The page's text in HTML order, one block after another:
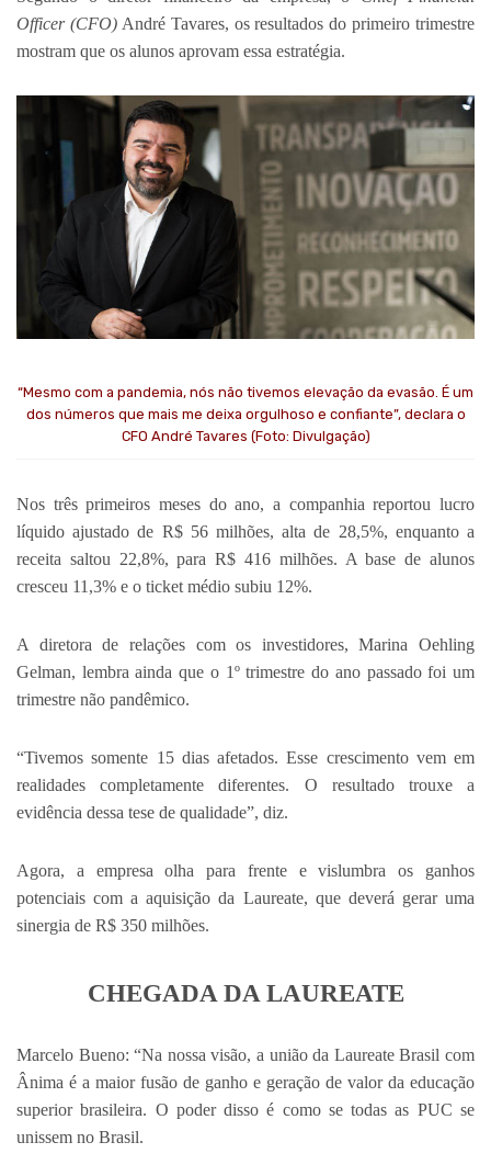
Officer (CFO)André Tavares, os resultados do primeiro trimestre
mostram que os alunos aprovam essa estratégia.
“Mesmo com a pandemia, nós não tivemos elevação da evasão. É um
dos números que mais me deixa orgulhoso e confiante”, declara o
CFO André Tavares (Foto: Divulgação)
Nos três primeiros meses do ano, a companhia reportou lucro
líquido ajustado de R$ 56 milhões, alta de 28,5%, enquanto a
receita saltou 22,8%, para R$ 416 milhões. A base de alunos
cresceu 11,3% e o ticket médio subiu 12%.
A diretora de relações com os investidores, Marina Oehling
Gelman, lembra ainda que o 1º trimestre do ano passado foi um
trimestre não pandêmico.
“Tivemos somente 15 dias afetados. Esse crescimento vem em
realidades completamente diferentes. O resultado trouxe a
evidência dessa tese de qualidade”, diz.
Agora, a empresa olha para frente e vislumbra os ganhos
potenciais com a aquisição da Laureate, que deverá gerar uma
sinergia de R$ 350 milhões.
CHEGADA DA LAUREATE
Marcelo Bueno: “Na nossa visão, a união da Laureate Brasil com
Ânima é a maior fusão de ganho e geração de valor da educação
superior brasileira. O poder disso é como se todas as PUC se
unissem no Brasil.